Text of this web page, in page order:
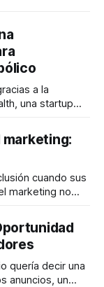
a la
una startup
y monitoreo
a tomar mejores
busca
marketing:
cuando sus
marketing no
especialista en
quería decir una
anuncios, un